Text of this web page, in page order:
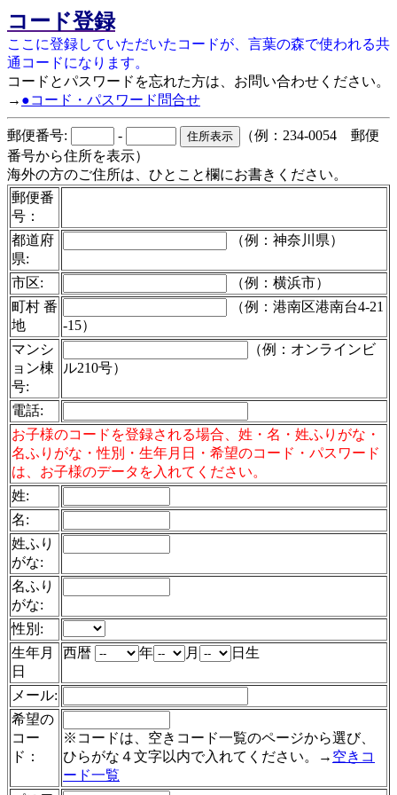
コード登録
ここに登録していただいたコードが、言葉の森で使われる共
通コードになります。
コードとパスワードを忘れた方は、お問い合わせください。
→ ●コード・パスワード問合せ
郵便番号: -
（例：234-0054 郵便
番号から住所を表示）
海外の方のご住所は、ひとこと欄にお書きください。
郵便番
号：
都道府
県:
（例：神奈川県）
市区:
（例：横浜市）
町村 番
地
（例：港南区港南台4-21
-15）
マンシ
ョン棟
号:
（例：オンラインビ
ル210号）
電話:
お子様のコードを登録される場合、姓・名・姓ふりがな・
名ふりがな・性別・生年月日・希望のコード・パスワード
は、お子様のデータを入れてください。
姓:
名:
姓ふり
がな:
名ふり
がな:
性別:
生年月
日
西暦 年 月 日生
メール:
希望の
コー
ド：
※コードは、空きコード一覧のページから選び、
ひらがな４文字以内で入れてください。→ 空きコ
ード一覧